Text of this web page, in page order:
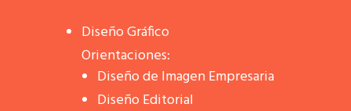
Diseño Gráfico
Orientaciones:
Diseño de Imagen Empresaria
Diseño Editorial